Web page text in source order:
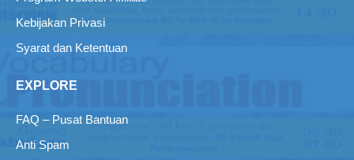
Kebijakan Privasi
Syarat dan Ketentuan
EXPLORE
FAQ – Pusat Bantuan
Anti Spam